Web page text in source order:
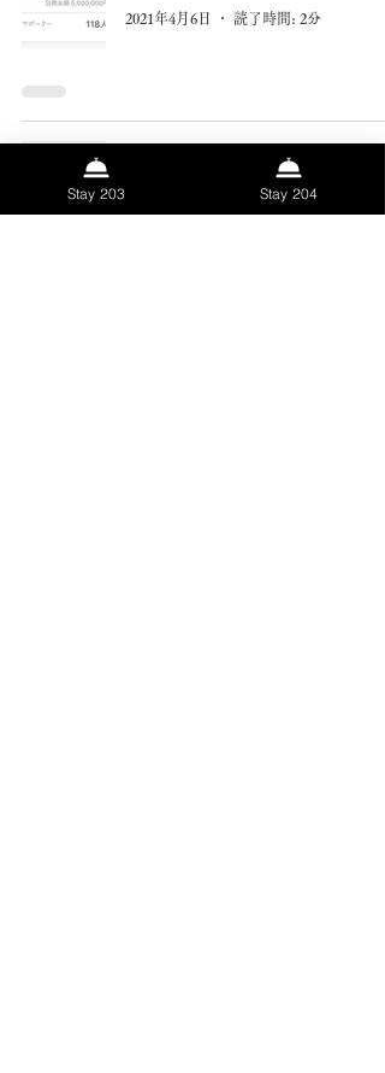
2021年4月6日 読了時間: 2分
クラファン13日目終了
読了時間: 2分
Stay 203 Stay 204